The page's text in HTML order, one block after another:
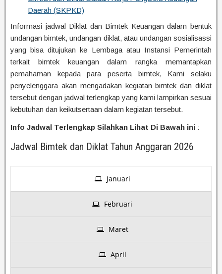
Daerah (SKPKD)
Informasi jadwal Diklat dan Bimtek Keuangan dalam bentuk
undangan bimtek, undangan diklat, atau undangan sosialisassi
yang bisa ditujukan ke Lembaga atau Instansi Pemerintah
terkait bimtek keuangan dalam rangka memantapkan
pemahaman kepada para peserta bimtek, Kami selaku
penyelenggara akan mengadakan kegiatan bimtek dan diklat
tersebut dengan jadwal terlengkap yang kami lampirkan sesuai
kebutuhan dan keikutsertaan dalam kegiatan tersebut.
Info Jadwal Terlengkap Silahkan Lihat Di Bawah ini :
Jadwal Bimtek dan Diklat Tahun Anggaran 2026
Januari
Februari
Maret
April